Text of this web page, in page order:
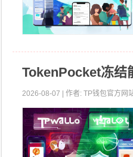
TokenPocket冻结
2026-08-07 | 作者: TP钱包官方网站